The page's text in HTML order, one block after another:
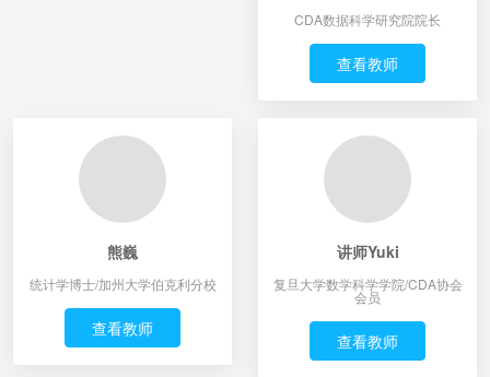
CDA数据科学研究院院长
查看教师
熊巍
统计学博士/加州大学伯克利分校
查看教师
讲师Yuki
复旦大学数学科学学院/CDA协会
会员
查看教师